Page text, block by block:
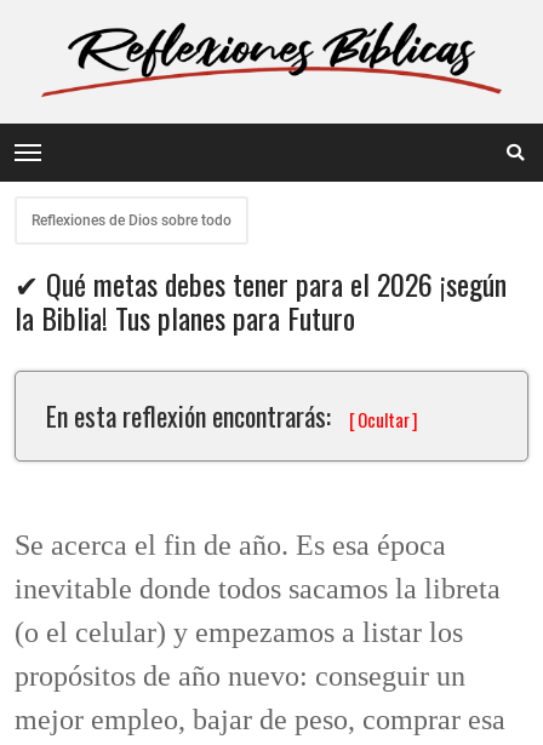
Reflexiones de Dios sobre todo
✔ Qué metas debes tener para el 2026 ¡según
la Biblia! Tus planes para Futuro
En esta reflexión encontrarás: [Ocultar]
Se acerca el fin de año. Es esa época
inevitable donde todos sacamos la libreta
(o el celular) y empezamos a listar los
propósitos de año nuevo: conseguir un
mejor empleo, bajar de peso, comprar esa